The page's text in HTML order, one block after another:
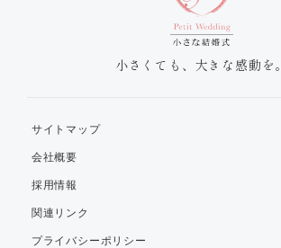
小さくても、大きな感動を。
サイトマップ
会社概要
採用情報
関連リンク
プライバシーポリシー